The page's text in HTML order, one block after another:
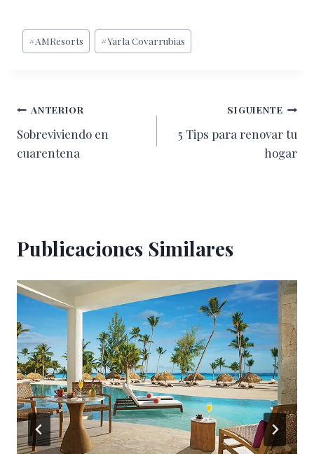
Etiquetas
de
#AMResorts #Yarla Covarrubias
Navegación
de
ANTERIOR
Sobreviviendo en
cuarentena
SIGUIENTE
5 Tips para renovar tu
hogar
Publicaciones Similares